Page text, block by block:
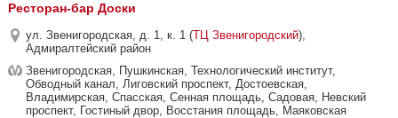
Ресторан-бар Доски
ул. Звенигородская, д. 1, к. 1 (ТЦ Звенигородский),
Адмиралтейский район
Звенигородская, Пушкинская, Технологический институт,
Обводный канал, Лиговский проспект, Достоевская,
Владимирская, Спасская, Сенная площадь, Садовая, Невский
проспект, Гостиный двор, Восстания площадь, Маяковская